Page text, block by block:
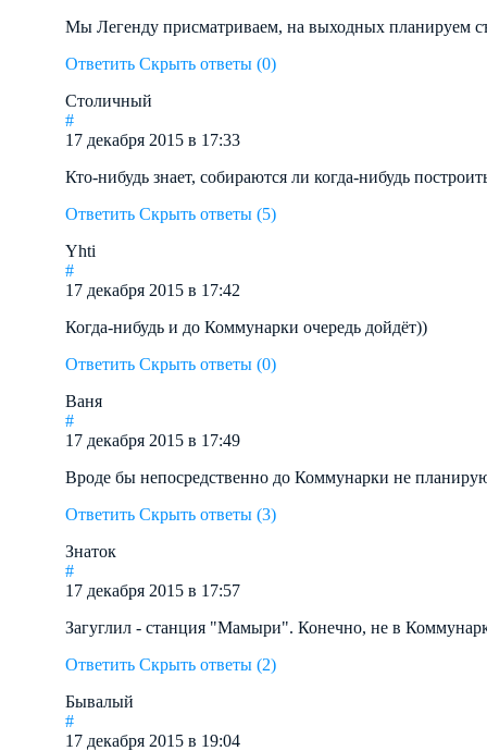
Мы Легенду присматриваем, на выходных планируем
Ответить Скрыть ответы (0)
Столичный
#
17 декабря 2015 в 17:33
Кто-нибудь знает, собираются ли когда-нибудь
Ответить Скрыть ответы (5)
Yhti
#
17 декабря 2015 в 17:42
Когда-нибудь и до Коммунарки очередь дойдёт))
Ответить Скрыть ответы (0)
Ваня
#
17 декабря 2015 в 17:49
Вроде бы непосредственно до Коммунарки не
Ответить Скрыть ответы (3)
Знаток
#
17 декабря 2015 в 17:57
Загуглил - станция "Мамыри". Конечно, не в
Ответить Скрыть ответы (2)
Бывалый
#
17 декабря 2015 в 19:04